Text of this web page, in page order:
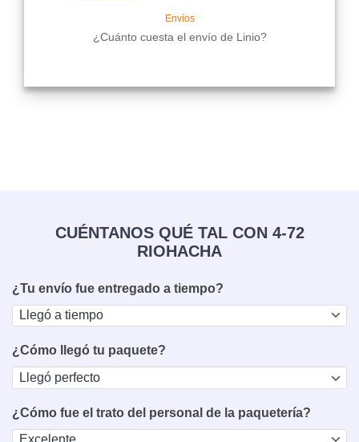
Envíos
¿Cuánto cuesta el envío de Linio?
CUÉNTANOS QUÉ TAL CON 4-72
RIOHACHA
¿Tu envío fue entregado a tiempo?
¿Cómo llegó tu paquete?
¿Cómo fue el trato del personal de la paquetería?